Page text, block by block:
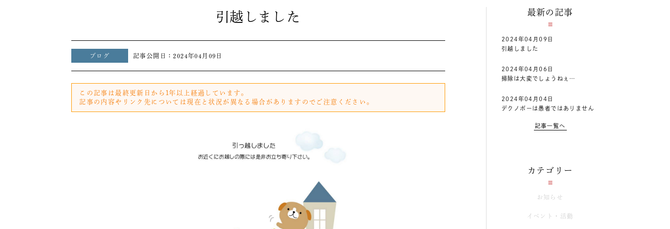
引越しました
ブログ 記事公開日：2024年04月09日
この記事は最終更新日から1年以上経過しています。
記事の内容やリンク先については現在と状況が異なる場合がありますのでご注意ください。
最新の記事
2024年04月09日
引越しました
2024年04月06日
掃除は大変でしょうねぇ…
2024年04月04日
デクノボーは愚者ではありません
記事一覧へ
カテゴリー
お知らせ
イベント・活動